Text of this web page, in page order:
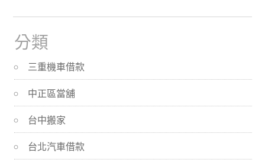
分類
三重機車借款
中正區當舖
台中搬家
台北汽車借款